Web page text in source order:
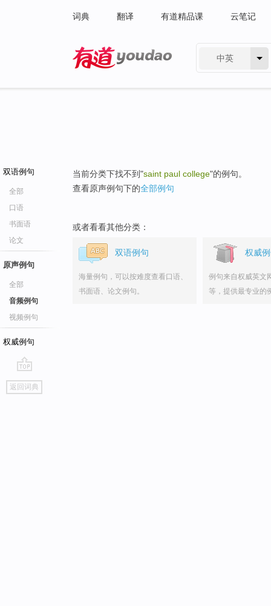
词典 翻译 有道精品课 云笔记
中英
双语例句
全部
口语
书面语
论文
原声例句
全部
音频例句
视频例句
权威例句
go
top
返回词典
当前分类下找不到"saint paul college"的例句。
查看原声例句下的全部例句
或者看看其他分类：
双语例句
海量例句，可以按难度查看口语、
书面语、论文例句。
权威
例句来自权威英文
等，提供最专业的